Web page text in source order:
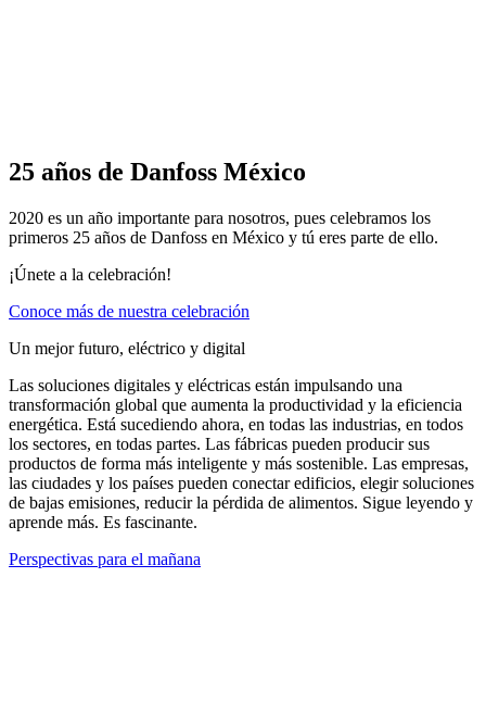
25 años de Danfoss México
2020 es un año importante para nosotros, pues celebramos los
primeros 25 años de Danfoss en México y tú eres parte de ello.
¡Únete a la celebración!
Conoce más de nuestra celebración
Un mejor futuro, eléctrico y digital
Las soluciones digitales y eléctricas están impulsando una
transformación global que aumenta la productividad y la eficiencia
energética. Está sucediendo ahora, en todas las industrias, en todos
los sectores, en todas partes. Las fábricas pueden producir sus
productos de forma más inteligente y más sostenible. Las empresas,
las ciudades y los países pueden conectar edificios, elegir soluciones
de bajas emisiones, reducir la pérdida de alimentos. Sigue leyendo y
aprende más. Es fascinante.
Perspectivas para el mañana